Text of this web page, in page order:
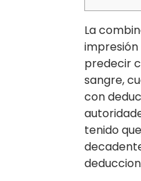
La
predecir
sangre,
con
tenido